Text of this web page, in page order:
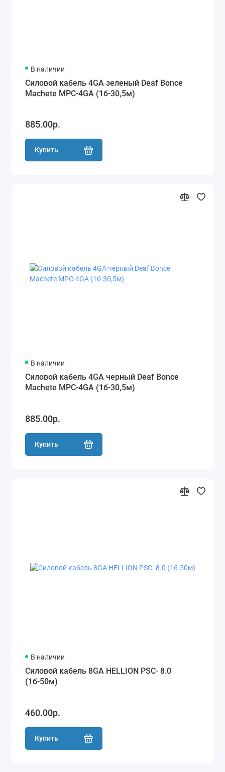
В наличии
Силовой кабель 4GA зеленый Deaf Bonce
Machete MPC-4GA (1б-30,5м)
885.00р.
Купить
В наличии
Силовой кабель 4GA черный Deaf Bonce
Machete MPC-4GA (1б-30,5м)
885.00р.
Купить
В наличии
Силовой кабель 8GA HELLION PSC- 8.0
(1б-50м)
460.00р.
Купить